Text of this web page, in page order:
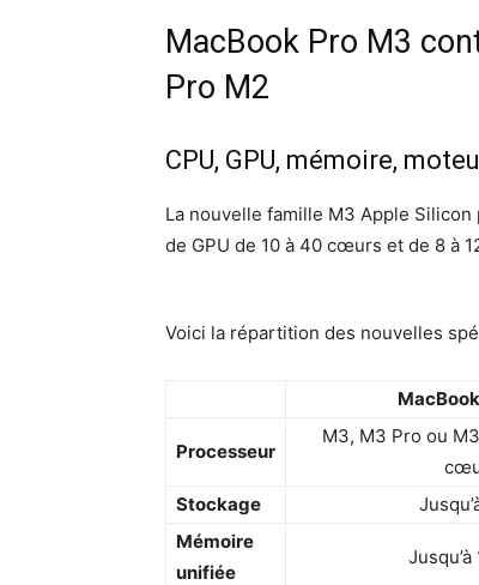
MacBook Pro M3
Pro M2
CPU, GPU, mémoire,
La nouvelle famille M3 Apple
de GPU de 10 à 40 cœurs et de 8 à
Voici la répartition des nouvelles
Processeur
M3, M3 Pro ou
Stockage
Mémoire
unifiée
Jusqu’à